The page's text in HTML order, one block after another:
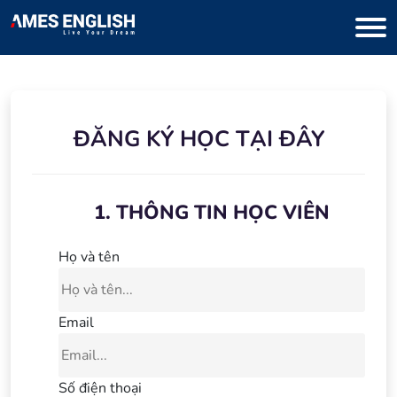
ĐĂNG KÝ HỌC TẠI ĐÂY
1. THÔNG TIN HỌC VIÊN
Họ và tên
Email
Số điện thoại